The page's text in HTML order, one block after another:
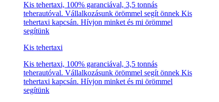
Kis tehertaxi, 100% garanciával, 3,5 tonnás
teherautóval. Vállalkozásunk örömmel segít önnek Kis
tehertaxi kapcsán. Hívjon minket és mi örömmel
segítünk
Kis tehertaxi
Kis tehertaxi, 100% garanciával, 3,5 tonnás
teherautóval. Vállalkozásunk örömmel segít önnek Kis
tehertaxi kapcsán. Hívjon minket és mi örömmel
segítünk